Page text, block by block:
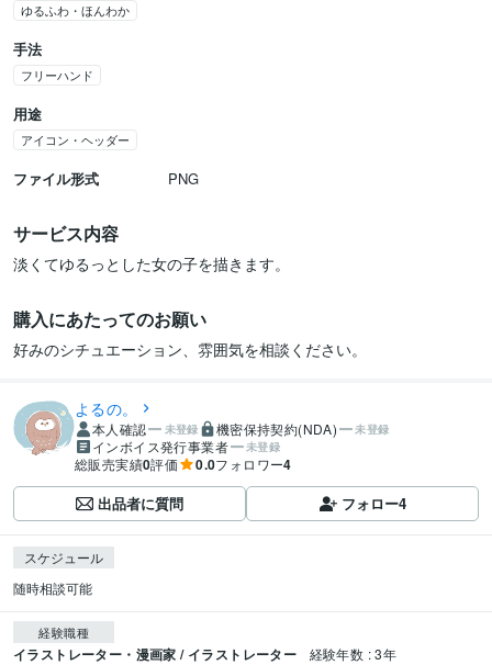
ゆるふわ・ほんわか
手法
フリーハンド
用途
アイコン・ヘッダー
ファイル形式 PNG
サービス内容
淡くてゆるっとした女の子を描きます。
購入にあたってのお願い
好みのシチュエーション、雰囲気を相談ください。
よるの。
本人確認 未登録 機密保持契約(NDA) 未登録
インボイス発行事業者 未登録
総販売実績0評価 0.0フォロワー4
出品者に質問 フォロー4
スケジュール
随時相談可能
経験職種
イラストレーター・漫画家 / イラストレーター 経験年数 : 3年